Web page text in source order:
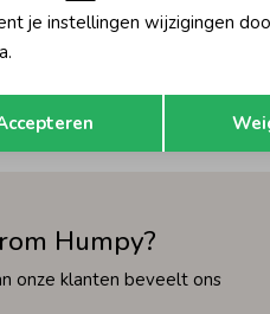
direct 10% korting* op je
sparen voor korting
Humpy?
onze klanten beveelt ons
Terug
je instellingen wijzigingen